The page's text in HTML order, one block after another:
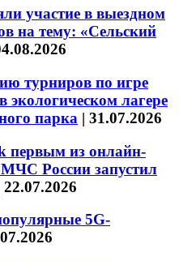
участие в выездном
на тему: «Сельский
турниров по игре
экологическом лагере
парка | 31.07.2026
первым из онлайн-
МЧС России запустил
22.07.2026
5G-